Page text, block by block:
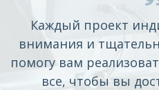
Каждый проект
внимания и
помогу вам
все, чтобы вы